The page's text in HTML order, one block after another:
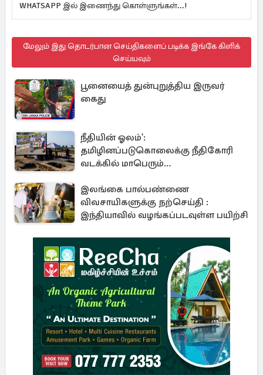
WHATSAPP இல் இணைந்து கொள்ளுங்கள்...!
மேலும் இது தொடர்பான செய்திகளைப் படிக்க இங்கே கிளிக்
செய்யவும்
பூனையைத் துன்புறுத்திய இருவர்
கைது
நீதியின் ஓலம்':
தமிழினப்படுகொலைக்கு நீதிகோரி
வடக்கில் மாபெரும்
இலங்கை பால்பண்ணை
விவசாயிகளுக்கு நற்செய்தி :
இந்தியாவில் வழங்கப்படவுள்ள பயிற்சி